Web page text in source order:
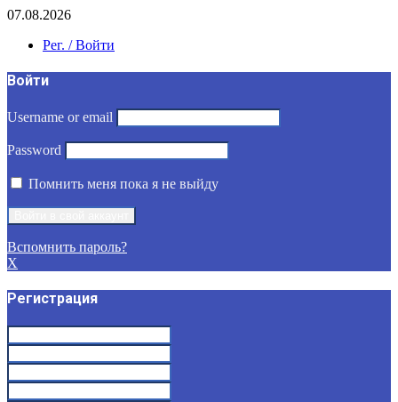
07.08.2026
Рег. / Войти
Войти
Username or email
Password
Помнить меня пока я не выйду
Вспомнить пароль?
X
Регистрация